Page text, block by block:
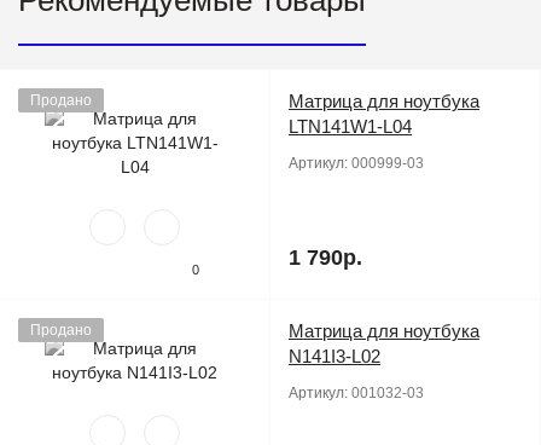
Продано
0
Матрица для ноутбука
LTN141W1-L04
Артикул: 000999-03
1 790р.
Продано
Матрица для ноутбука
N141I3-L02
Артикул: 001032-03